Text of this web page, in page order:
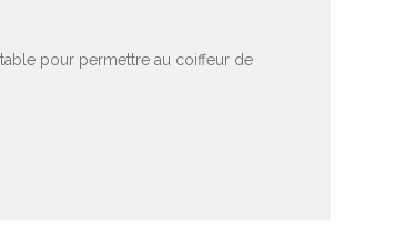
pour permettre au coiffeur de